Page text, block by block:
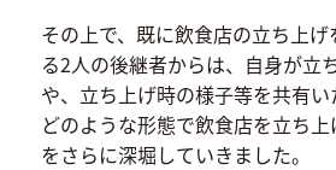
その上で、既に飲食店の立ち上
る2人の後継者からは、自身が立
や、立ち上げ時の様子等を共有
どのような形態で飲食店を立ち
をさらに深堀していきました。